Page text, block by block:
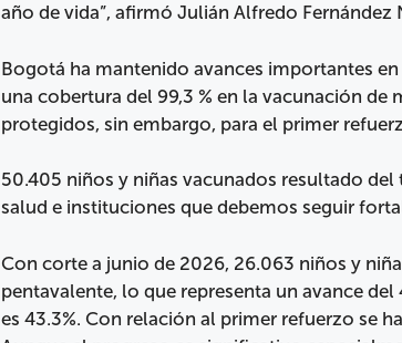
año de vida”, afirmó Julián Alfredo Fernández
Bogotá ha mantenido avances importantes
una cobertura del 99,3 % en la vacunación de
protegidos, sin embargo, para el primer
50.405 niños y niñas vacunados resultado
salud e instituciones que debemos seguir
Con corte a junio de 2026, 26.063 niños y
pentavalente, lo que representa un avance
es 43.3%. Con relación al primer refuerzo se